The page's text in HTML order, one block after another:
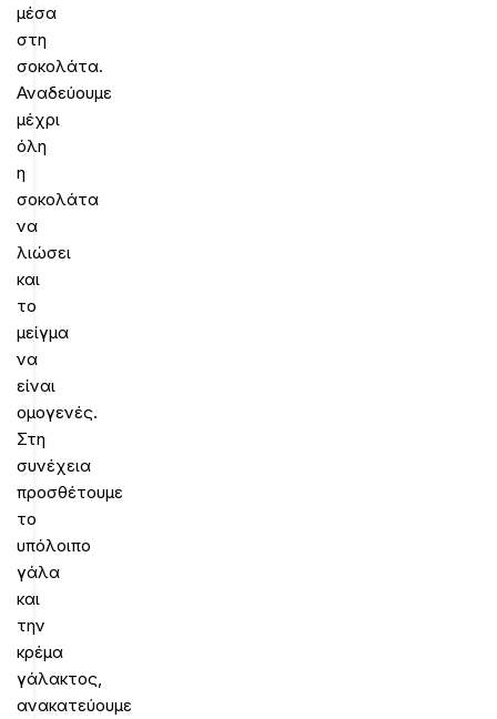
μέσα
στη
σοκολάτα.
Αναδεύουμε
μέχρι
όλη
η
σοκολάτα
να
λιώσει
και
το
μείγμα
να
είναι
ομογενές.
Στη
συνέχεια
προσθέτουμε
το
υπόλοιπο
γάλα
και
την
κρέμα
γάλακτος,
ανακατεύουμε